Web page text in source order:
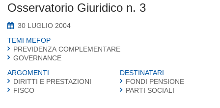
Osservatorio Giuridico n. 3
30 LUGLIO 2004
TEMI MEFOP
PREVIDENZA COMPLEMENTARE
GOVERNANCE
ARGOMENTI
DIRITTI E PRESTAZIONI
FISCO
DESTINATARI
FONDI PENSIONE
PARTI SOCIALI